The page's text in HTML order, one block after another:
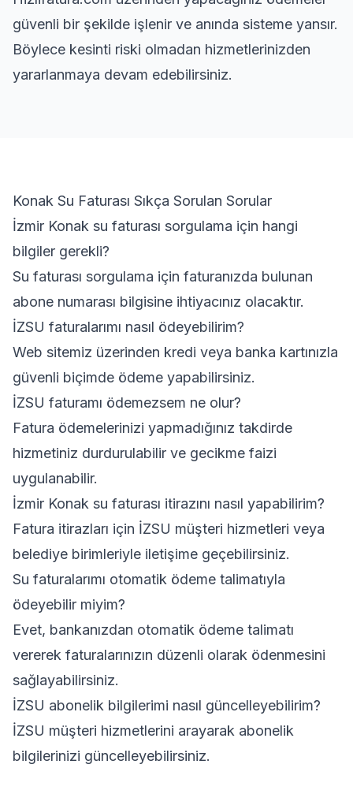
güvenli bir şekilde işlenir ve anında sisteme yansır.
Böylece kesinti riski olmadan hizmetlerinizden
yararlanmaya devam edebilirsiniz.
Konak Su Faturası Sıkça Sorulan Sorular
İzmir Konak su faturası sorgulama için hangi
bilgiler gerekli?
Su faturası sorgulama için faturanızda bulunan
abone numarası bilgisine ihtiyacınız olacaktır.
İZSU faturalarımı nasıl ödeyebilirim?
Web sitemiz üzerinden kredi veya banka kartınızla
güvenli biçimde ödeme yapabilirsiniz.
İZSU faturamı ödemezsem ne olur?
Fatura ödemelerinizi yapmadığınız takdirde
hizmetiniz durdurulabilir ve gecikme faizi
uygulanabilir.
İzmir Konak su faturası itirazını nasıl yapabilirim?
Fatura itirazları için İZSU müşteri hizmetleri veya
belediye birimleriyle iletişime geçebilirsiniz.
Su faturalarımı otomatik ödeme talimatıyla
ödeyebilir miyim?
Evet, bankanızdan otomatik ödeme talimatı
vererek faturalarınızın düzenli olarak ödenmesini
sağlayabilirsiniz.
İZSU abonelik bilgilerimi nasıl güncelleyebilirim?
İZSU müşteri hizmetlerini arayarak abonelik
bilgilerinizi güncelleyebilirsiniz.